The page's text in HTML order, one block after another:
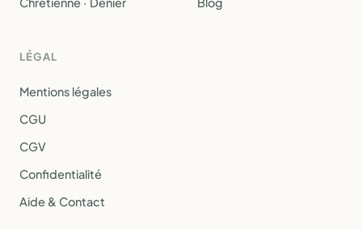
LÉGAL
Mentions légales
CGU
CGV
Confidentialité
Aide & Contact